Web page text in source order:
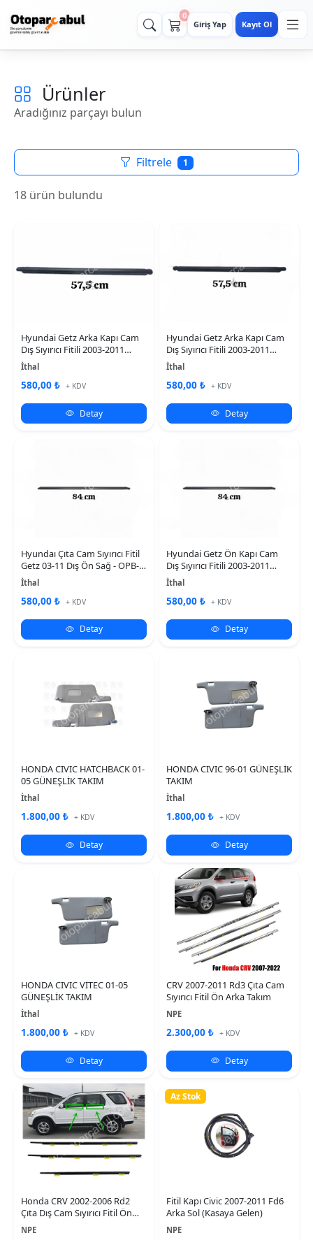
0
Giriş Yap Kayıt Ol
Ürünler
Aradığınız parçayı bulun
Filtrele 1
18 ürün bulundu
Hyundai Getz Arka Kapı Cam
Dış Sıyırıcı Fitili 2003-2011
(SAĞ)
İthal
580,00 ₺ + KDV
Detay
Hyundai Getz Arka Kapı Cam
Dış Sıyırıcı Fitili 2003-2011
(SOL)
İthal
580,00 ₺ + KDV
Detay
Hyundaı Çıta Cam Sıyırıcı Fitil
Getz 03-11 Dış Ön Sağ - OPB-
82220-1C001-Ys
İthal
580,00 ₺ + KDV
Detay
Hyundai Getz Ön Kapı Cam
Dış Sıyırıcı Fitili 2003-2011
(SOL)
İthal
580,00 ₺ + KDV
Detay
HONDA CIVIC HATCHBACK 01-
05 GÜNEŞLİK TAKIM
İthal
1.800,00 ₺ + KDV
Detay
HONDA CIVIC 96-01 GÜNEŞLİK
TAKIM
İthal
1.800,00 ₺ + KDV
Detay
HONDA CIVIC VİTEC 01-05
GÜNEŞLİK TAKIM
İthal
1.800,00 ₺ + KDV
Detay
CRV 2007-2011 Rd3 Çıta Cam
Sıyırıcı Fitil Ön Arka Takım
NPE
2.300,00 ₺ + KDV
Detay
Honda CRV 2002-2006 Rd2
Çıta Dış Cam Sıyırıcı Fitil Ön
Arka Takım
NPE
Az Stok
Fitil Kapı Civic 2007-2011 Fd6
Arka Sol (Kasaya Gelen)
NPE